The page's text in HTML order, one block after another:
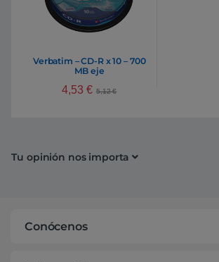
Verbatim – CD-R x 10 – 700
MB eje
4,53 € 5,12€
Tu opinión nos importa
Conócenos